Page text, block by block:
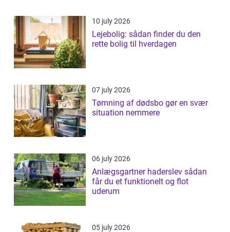
10 july 2026
Lejebolig: sådan finder du den
rette bolig til hverdagen
07 july 2026
Tømning af dødsbo gør en svær
situation nemmere
06 july 2026
Anlægsgartner haderslev sådan
får du et funktionelt og flot
uderum
05 july 2026